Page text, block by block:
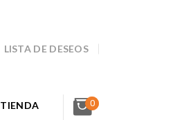
LISTA DE DESEOS
TIENDA 0